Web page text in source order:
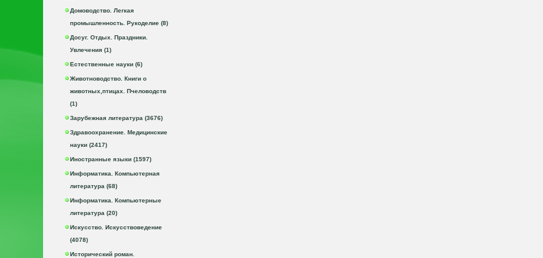
Домоводство. Легкая
промышленность. Рукоделие (8)
Досуг. Отдых. Праздники.
Увлечения (1)
Естественные науки (6)
Животноводство. Книги о
животных,птицах. Пчеловодств
(1)
Зарубежная литература (3676)
Здравоохранение. Медицинские
науки (2417)
Иностранные языки (1597)
Информатика. Компьютерная
литература (68)
Информатика. Компьютерные
литература (20)
Искусство. Искусствоведение
(4078)
Исторический роман.